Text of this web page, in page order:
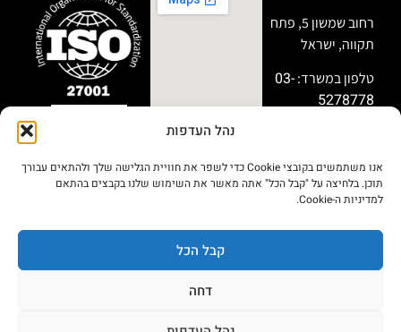
נהל העדפות
אנו משתמשים בקובצי Cookie כדי לשפר את חוויית הגלישה שלך ולהתאים עבורך
תוכן. בלחיצה על "קבל הכל" אתה מאשר את השימוש שלנו בקבצים בהתאם
למדיניות ה-Cookie.
קבל הכל
דחה
רחוב שמשון 5, פתח
תקווה, ישראל
טלפון במשרד:03-
5278778
ו”Miror” של מערך
הסייבר הלאומי
בתחום שיתוף
וחיזוק החוסן
© 2026כל הזכויות שמורות פרסיסט סקיוריטי